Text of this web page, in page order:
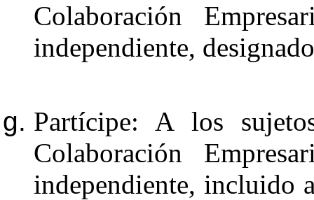
Colaboración
independiente,
Partícipe: A los
Colaboración
independiente, incluido